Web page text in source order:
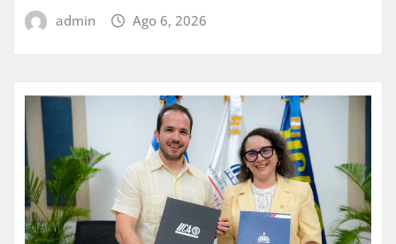
admin Ago 6, 2026